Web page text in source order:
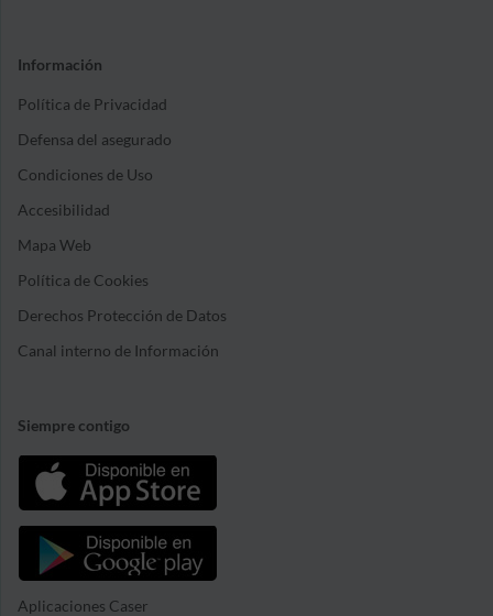
Información
Política de Privacidad
Defensa del asegurado
Condiciones de Uso
Accesibilidad
Mapa Web
Política de Cookies
Derechos Protección de Datos
Canal interno de Información
Siempre contigo
Aplicaciones Caser